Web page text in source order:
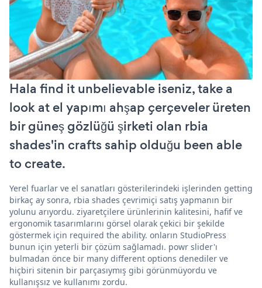
Hala find it unbelievable iseniz, take a
look at el yapımı ahşap çerçeveler üreten
bir güneş gözlüğü şirketi olan rbia
shades'in crafts sahip olduğu been able
to create.
Yerel fuarlar ve el sanatları gösterilerindeki işlerinden getting
birkaç ay sonra, rbia shades çevrimiçi satış yapmanın bir
yolunu arıyordu. ziyaretçilere ürünlerinin kalitesini, hafif ve
ergonomik tasarımlarını görsel olarak çekici bir şekilde
göstermek için required the ability. onların StudioPress
bunun için yeterli bir çözüm sağlamadı. powr slider'ı
bulmadan önce bir many different options denediler ve
hiçbiri sitenin bir parçasıymış gibi görünmüyordu ve
kullanışsız ve kullanımı zordu.